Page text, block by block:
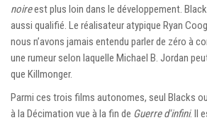
noireest plus loin dans le développement.
aussi qualifié. Le réalisateur atypique Ryan
nous n’avons jamais entendu parler de zéro à
une rumeur selon laquelle Michael B. Jordan
que Killmonger.
Parmi ces trois films autonomes, seul Blacks
à la Décimation vue à la fin de Guerre d'infini. Il